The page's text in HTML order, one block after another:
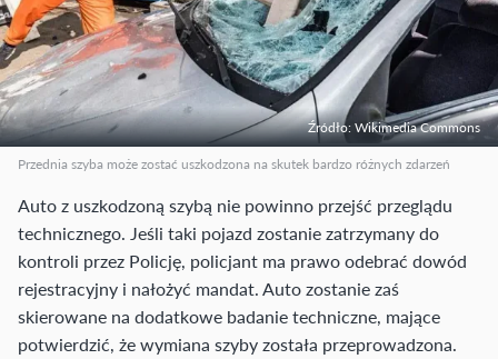
Źródło: Wikimedia Commons
Przednia szyba może zostać uszkodzona na skutek bardzo różnych zdarzeń
Auto z uszkodzoną szybą nie powinno przejść przeglądu
technicznego. Jeśli taki pojazd zostanie zatrzymany do
kontroli przez Policję, policjant ma prawo odebrać dowód
rejestracyjny i nałożyć mandat. Auto zostanie zaś
skierowane na dodatkowe badanie techniczne, mające
potwierdzić, że wymiana szyby została przeprowadzona.